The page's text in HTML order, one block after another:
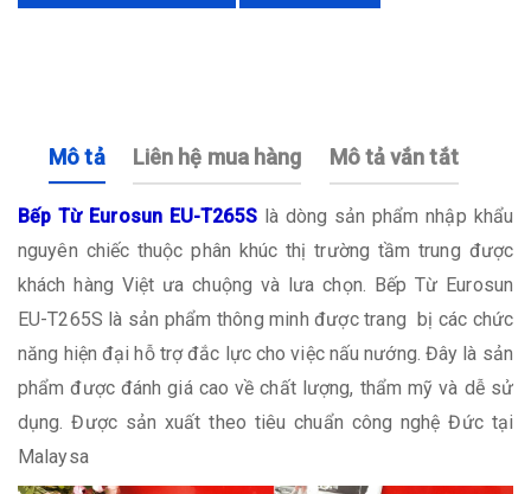
Mô tả Liên hệ mua hàng Mô tả vắn tắt
Bếp Từ Eurosun EU-T265S là dòng sản phẩm nhập khẩu
nguyên chiếc thuộc phân khúc thị trường tầm trung được
khách hàng Việt ưa chuộng và lưa chọn. Bếp Từ Eurosun
EU-T265S là sản phẩm thông minh được trang bị các chức
năng hiện đại hỗ trợ đắc lực cho việc nấu nướng. Đây là sản
phẩm được đánh giá cao về chất lượng, thẩm mỹ và dễ sử
dụng. Được sản xuất theo tiêu chuẩn công nghệ Đức tại
Malaysa